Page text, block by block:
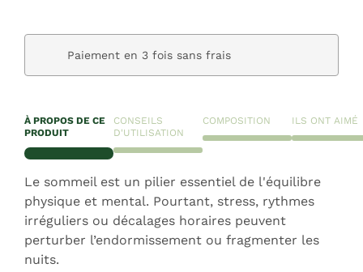
Paiement en 3 fois sans frais
À PROPOS DE CE
PRODUIT
CONSEILS
D'UTILISATION
COMPOSITION ILS ONT AIMÉ
Le sommeil est un pilier essentiel de l'équilibre
physique et mental. Pourtant, stress, rythmes
irréguliers ou décalages horaires peuvent
perturber l’endormissement ou fragmenter les
nuits.